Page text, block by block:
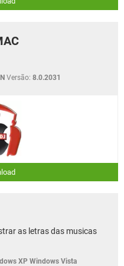
Versão: 8.0.2031
as letras das musicas
XP Windows Vista